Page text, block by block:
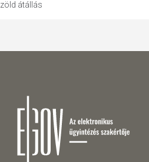
zöld átállás